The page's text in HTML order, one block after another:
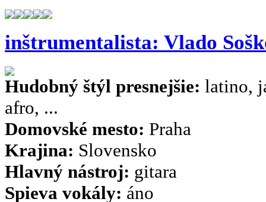
inštrumentalista: Vlado
Hudobný štýl presnejšie: latino,
afro, ...
Domovské mesto: Praha
Krajina: Slovensko
Hlavný nástroj: gitara
Spieva vokály: áno